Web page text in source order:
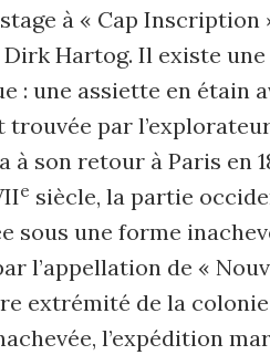
à « Cap Inscription
Hartog. Il existe
: une assiette en étain
trouvée par
son retour à Paris en
e siècle, la partie
sous une forme
l’appellation de «
extrémité de la
l’expédition